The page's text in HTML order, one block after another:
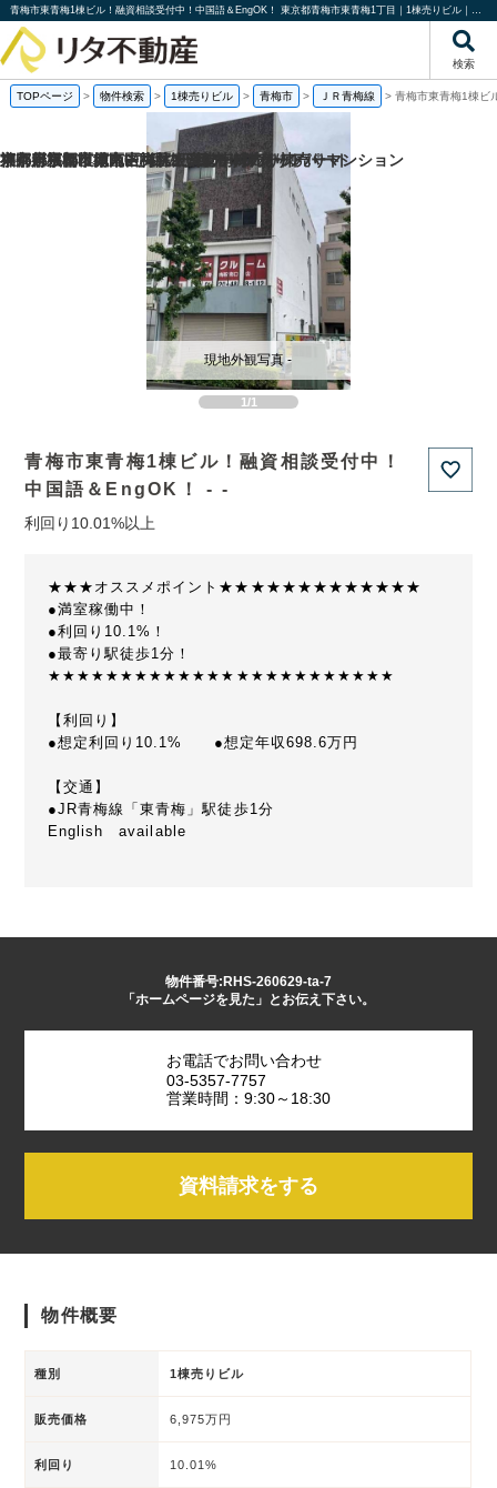
青梅市東青梅1棟ビル！融資相談受付中！中国語＆EngOK！ 東京都青梅市東青梅1丁目｜1棟売りビル｜株式会社リタ不動産
検索
TOPページ > 物件検索 > 1棟売りビル > 青梅市 > ＪＲ青梅線 > 青梅市東青梅1棟ビ
1/1
現地外観写真 -
青梅市東青梅1棟ビル！融資相談受付中！
中国語＆EngOK！ - -
利回り10.01%以上
★★★オススメポイント★★★★★★★★★★★★★
●満室稼働中！
●利回り10.1%！
●最寄り駅徒歩1分！
★★★★★★★★★★★★★★★★★★★★★★★★
【利回り】
●想定利回り10.1% ●想定年収698.6万円
【交通】
●JR青梅線「東青梅」駅徒歩1分
English available
物件番号:RHS-260629-ta-7
「ホームページを見た」とお伝え下さい。
お電話でお問い合わせ
03-5357-7757
営業時間：9:30～18:30
資料請求をする
物件概要
種別 1棟売りビル
販売価格 6,975万円
利回り 10.01%
福岡県福岡市城南区梅林2丁目の一棟売りアパート
京都府京都市南区吉祥院観音堂南町の一棟売りマンション
東京都板橋区徳丸6丁目の一棟売りアパート
神奈川県相模原市中央区上溝の一棟売りアパート